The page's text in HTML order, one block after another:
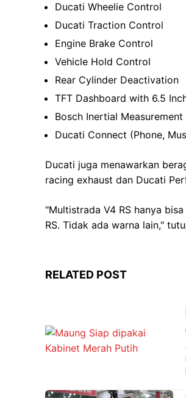
Ducati Wheelie Control
Ducati Traction Control
Engine Brake Control
Vehicle Hold Control
Rear Cylinder Deactivation
TFT Dashboard with 6.5
Bosch Inertial Measurement
Ducati Connect (Phone,
Ducati juga menawarkan
racing exhaust dan Ducati
"Multistrada V4 RS hanya
RS. Tidak ada warna lain,"
RELATED POST